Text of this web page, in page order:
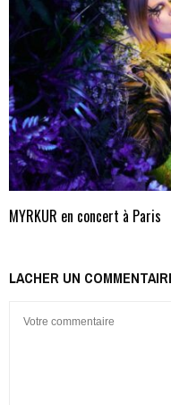
MYRKUR en concert à Paris
LACHER UN